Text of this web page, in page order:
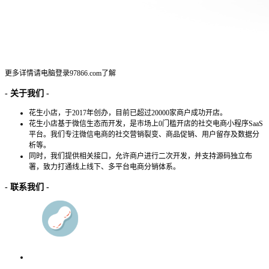
更多详情请电脑登录97866.com 了解
- 关于我们 -
花生小店，于2017年创办，目前已超过20000家商户成功开店。
花生小店基于微信生态而开发，是市场上0门槛开店的社交电商小程序SaaS
平台。我们专注微信电商的社交营销裂变、商品促销、用户留存及数据分
析等。
同时，我们提供相关接口，允许商户进行二次开发，并支持源码独立布
署，致力打通线上线下、多平台电商分销体系。
- 联系我们 -